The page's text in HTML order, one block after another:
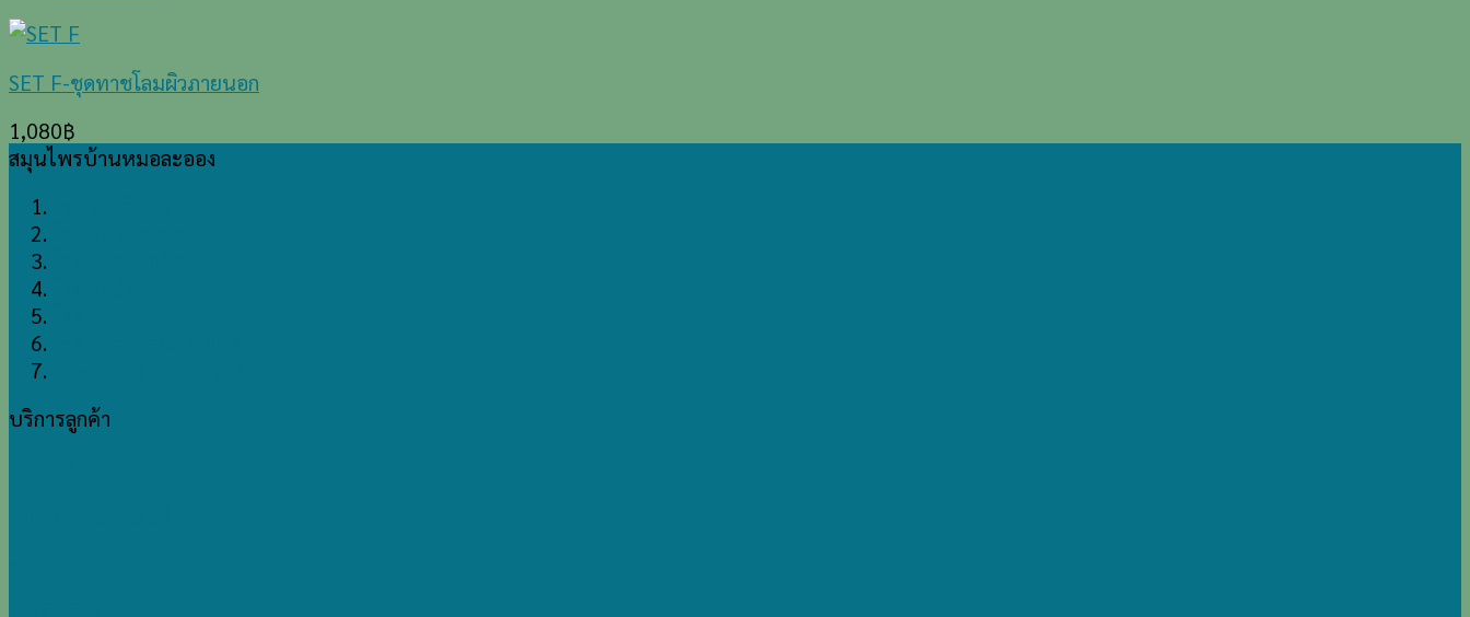
SET F-ชุดทาชโลมผิวภายนอก
1,080฿
สมุนไพรบ้านหมอละออง
บริการลูกค้า